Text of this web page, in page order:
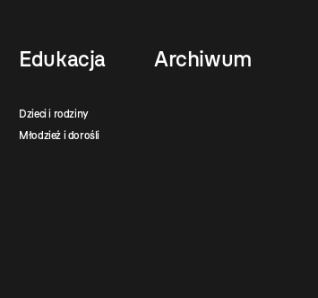
Edukacja
Dzieci i rodziny
Młodzież i dorośli
Archiwum